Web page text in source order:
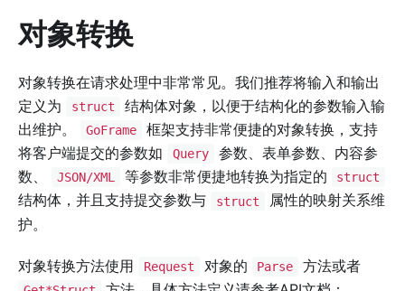
对象转换
对象转换在请求处理中非常常见。我们推荐将输入和输出
定义为
struct
结构体对象，以便于结构化的参数输入输
出维护。
GoFrame
框架支持非常便捷的对象转换，支持
将客户端提交的参数如
Query
参数、表单参数、内容参
数、
JSON/XML 等参数非常便捷地转换为指定的 struct
结构体，并且支持提交参数与 struct
属性的映射关系维
护。
对象转换方法使用 Request 对象的 Parse 方法或者